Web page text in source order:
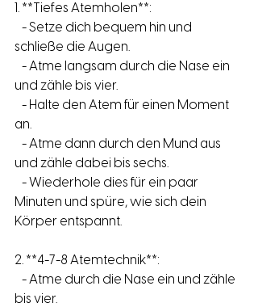
1. **Tiefes Atemholen**:
schließe die Augen.
und zähle bis vier.
an.
und zähle dabei bis sechs.
Minuten und spüre, wie sich dein
Körper entspannt.
2. **4-7-8 Atemtechnik**:
bis vier.